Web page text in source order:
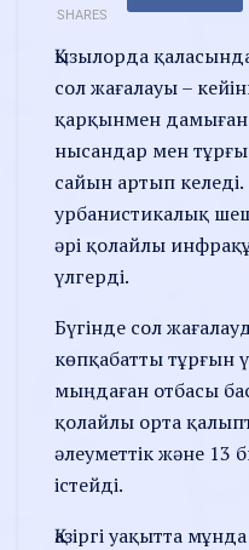
SHARES
Қызылорда
сол жағалауы –
қарқынмен дамыған
нысандар мен
сайын артып
урбанистикалық
әрі қолайлы
үлгерді.
Бүгінде сол
көпқабатты тұрғын
мыңдаған отбасы
қолайлы орта
әлеуметтік және 13
істейді.
Қазіргі уақытта